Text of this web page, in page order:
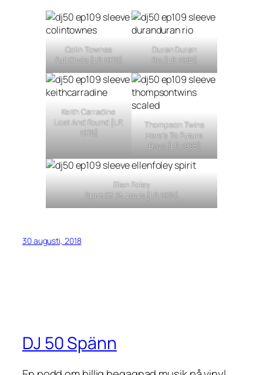
Colin Townes
Full Circle [LP, 1978]
Duran Duran
Rio [LP, 1982]
Keith Carradine
Lost And Found [LP,
1978]
Thompson Twins
Here’s To Future
Days [LP, 1985]
Ellen Foley
Spirit Of St. Louis [LP, 1981]
30 augusti, 2018
DJ 50 Spänn